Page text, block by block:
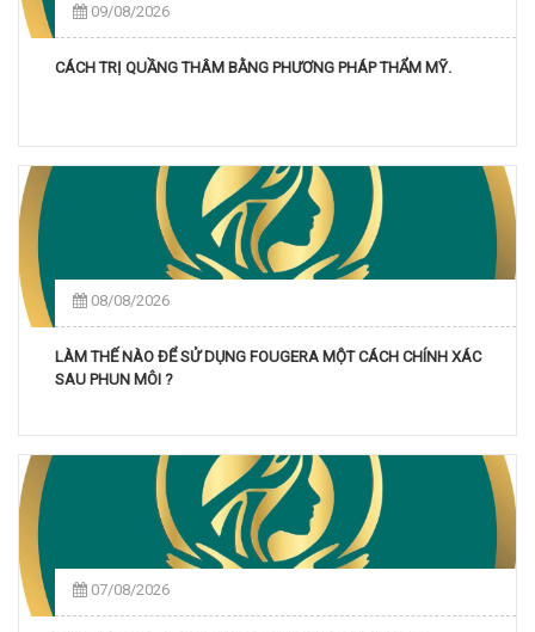
09/08/2026
CÁCH TRỊ QUẦNG THÂM BẰNG PHƯƠNG PHÁP THẨM MỸ.
08/08/2026
LÀM THẾ NÀO ĐỂ SỬ DỤNG FOUGERA MỘT CÁCH CHÍNH XÁC
SAU PHUN MÔI ?
07/08/2026